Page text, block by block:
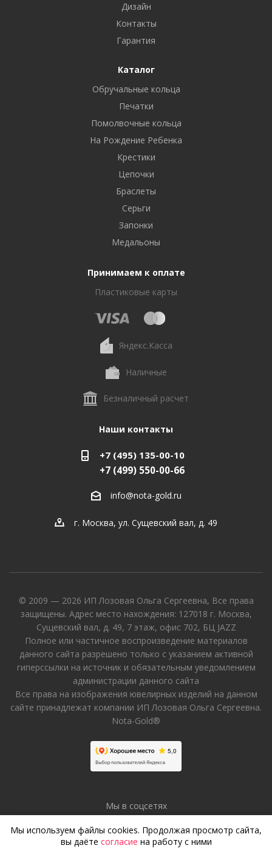
Дизайн
Контакты
Гарантия
Каталог
Обручальные кольца
Печатки
Помолвочные кольца
На Рождение Ребенка
Крестики
Цепочки
Браслеты
Серьги
Запонки
Медальоны
Принимаем к оплате
Пластиковые карты
Яндекс.Касса
Наличные
Безналичный расчет
Наши контакты
+7 (495) 135-00-10
+7 (499) 550-00-66
info@nota-gold.ru
г. Москва, ул. Сущевский вал, д. 49
© 2009 — 2026 ИП Лозовая Ольга Сергеевна, Все права
защищены. Адрес место нахождения: 127018 г. Москва,
Сущевский вал, д. 49, 7 этаж, офис 702, БЦ JAZZ
Полное или частичное воспроизведение материалов
данного сайта разрешено только с указанием активной
гиперссылки на источник и обязательным уведомлением
администрации данного сайта
Все права на изображения ювелирных изделий на данном
сайте принадлежат компании ИП Лозовая Ольга Сергеевна.
Nota-Gold®
Мы в соцсетях
Мы используем файлы cookies. Продолжая просмотр сайта,
вы даёте согласие на работу с ними